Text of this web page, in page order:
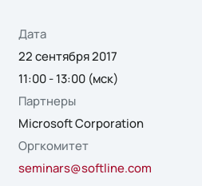
Дата
22 сентября 2017
11:00 - 13:00 (мск)
Партнеры
Microsoft Corporation
Оргкомитет
seminars@softline.com